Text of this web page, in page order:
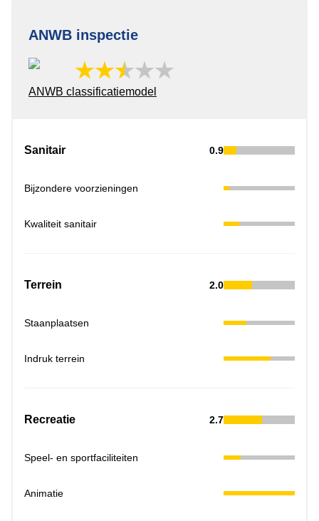
ANWB inspectie
ANWB classificatiemodel
Sanitair 0.9
Bijzondere voorzieningen
Kwaliteit sanitair
Terrein 2.0
Staanplaatsen
Indruk terrein
Recreatie 2.7
Speel- en sportfaciliteiten
Animatie